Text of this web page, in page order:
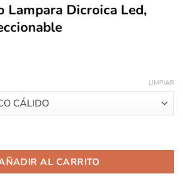
Lampara Dicroica Led,
LIMPIAR
Dicroica Led, Embutir Direccionable
AL CARRITO